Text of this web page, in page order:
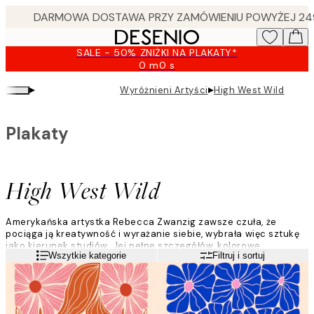
SALE - 50% ZNIŻKI NA PLAKATY*
0 m0 s
Ważny
do:
2026-
▸ Wyróżnieni Artyści▸High West Wild
High West Wild
Plakaty
Amerykańska artystka Rebecca Zwanzig zawsze czuła, że
pociąga ją kreatywność i wyrażanie siebie, wybrała więc sztukę
jako kierunek studiów. Jej pełne szczegółów, kolorowe
kompozycje odzwierciedlają istotę świata przyrody i wynikają z
fascynacji badaniami naukowymi nad roślinami i zwierzętami.
"Inspirują mnie tekstylia i ilustracje vintage, naukowa sztuka
botaniczna i typografia z lat 60. i 70. Lubię przedstawiać różne
Czytaj więcejWszytkie kategorie Filtruj i sortuj